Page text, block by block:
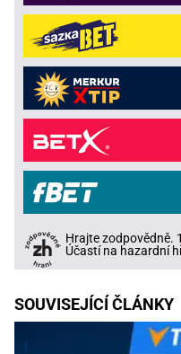
Hrajte zodpovědně.
Účastí na hazardní
SOUVISEJÍCÍ ČLÁNKY